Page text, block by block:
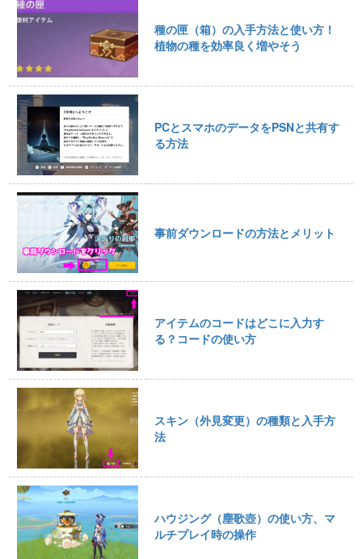
種の匣（箱）の入手方法と使い方！
植物の種を効率良く増やそう
PCとスマホのデータをPSNと共有す
る方法
事前ダウンロードの方法とメリット
アイテムのコードはどこに入力す
る？コードの使い方
スキン（外見変更）の種類と入手方
法
ハウジング（塵歌壺）の使い方、マ
ルチプレイ時の操作